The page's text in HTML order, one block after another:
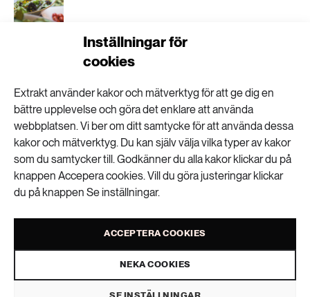
Inställningar för
cookies
Extrakt använder kakor och mätverktyg för att ge dig en
bättre upplevelse och göra det enklare att använda
webbplatsen. Vi ber om ditt samtycke för att använda dessa
kakor och mätverktyg. Du kan själv välja vilka typer av kakor
som du samtycker till. Godkänner du alla kakor klickar du på
knappen Accepera cookies. Vill du göra justeringar klickar
du på knappen Se inställningar.
ACCEPTERA COOKIES
NEKA COOKIES
”Ultraprocessad mat är ett trubbigt
Stora skillnader i lönsamhet i
livsmedelskedjan
Miljonprogrammets